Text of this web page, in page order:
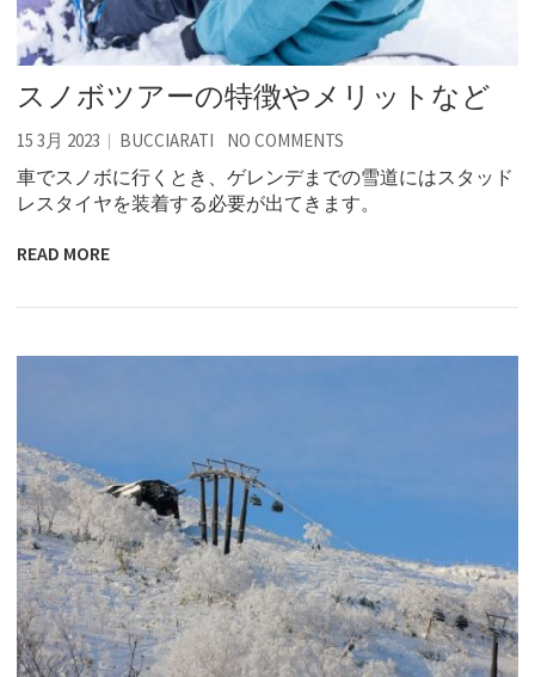
スノボツアーの特徴やメリットなど
15 3月 2023 BUCCIARATI NO COMMENTS
車でスノボに行くとき、ゲレンデまでの雪道にはスタッド
レスタイヤを装着する必要が出てきます。
READ MORE